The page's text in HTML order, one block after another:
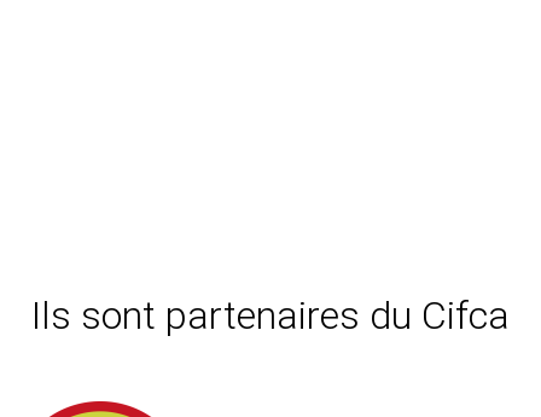
Ils sont partenaires du Cifca